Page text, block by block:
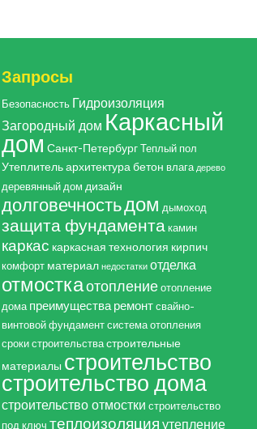
Запросы
Безопасность Гидроизоляция
Загородный дом Каркасный
дом Санкт-Петербург Теплый пол
Утеплительархитектурабетон влага дерево
деревянный дом дизайн
долговечностьдом дымоход
защита фундамента камин
каркас каркасная технология кирпич
комфорт материал недостатки отделка
отмосткаотопление отопление
дома преимуществаремонт свайно-
винтовой фундамент система отопления
сроки строительства строительные
материалы строительство
строительство дома
строительство отмостки строительство
под ключ теплоизоляция утепление